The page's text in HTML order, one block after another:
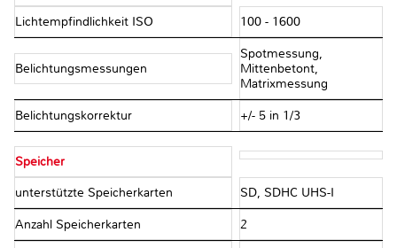
Lichtempfindlichkeit ISO 100 - 1600
Belichtungsmessungen
Spotmessung,
Mittenbetont,
Matrixmessung
Belichtungskorrektur +/- 5 in 1/3
Speicher
unterstützte Speicherkarten SD, SDHC UHS-I
Anzahl Speicherkarten 2